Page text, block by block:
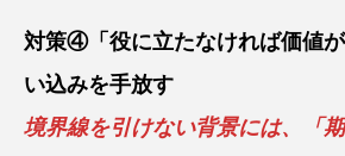
対策④「役に立たなければ価値
い込みを手放す
境界線を引けない背景には、「